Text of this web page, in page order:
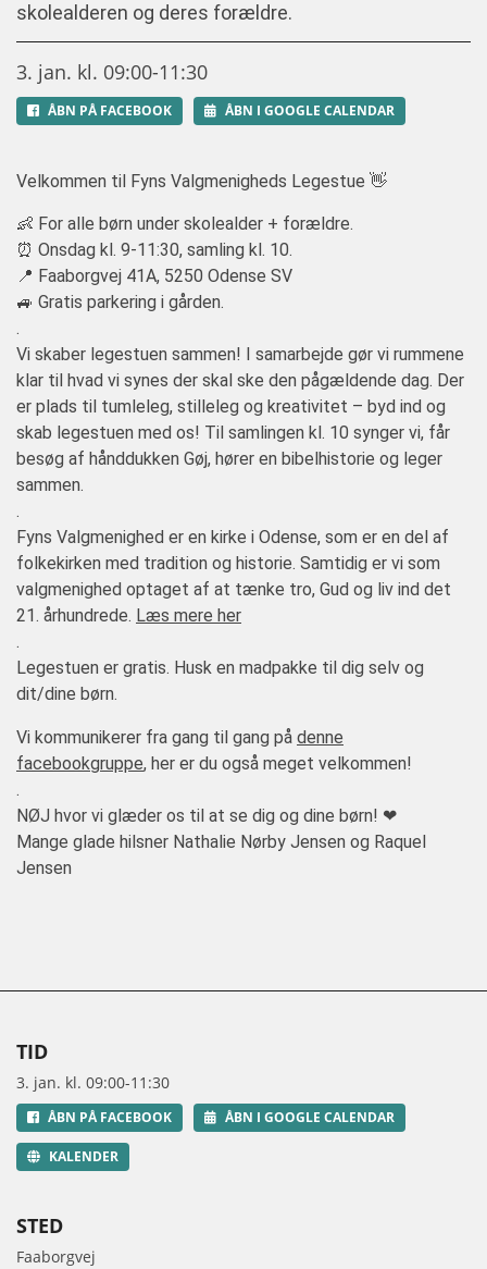
TID
3. jan. kl. 09:00-11:30
ÅBN PÅ FACEBOOK ÅBN I GOOGLE CALENDAR
KALENDER
STED
Faaborgvej
skolealderen og deres forældre.
3. jan. kl. 09:00-11:30
ÅBN PÅ FACEBOOK ÅBN I GOOGLE CALENDAR
Velkommen til Fyns Valgmenigheds Legestue 👋
👶 For alle børn under skolealder + forældre.
⏰ Onsdag kl. 9-11:30, samling kl. 10.
📍 Faaborgvej 41A, 5250 Odense SV
🚙 Gratis parkering i gården.
.
Vi skaber legestuen sammen! I samarbejde gør vi rummene
klar til hvad vi synes der skal ske den pågældende dag. Der
er plads til tumleleg, stilleleg og kreativitet – byd ind og
skab legestuen med os! Til samlingen kl. 10 synger vi, får
besøg af hånddukken Gøj, hører en bibelhistorie og leger
sammen.
.
Fyns Valgmenighed er en kirke i Odense, som er en del af
folkekirken med tradition og historie. Samtidig er vi som
valgmenighed optaget af at tænke tro, Gud og liv ind det
21. århundrede. Læs mere her
.
Legestuen er gratis. Husk en madpakke til dig selv og
dit/dine børn.
Vi kommunikerer fra gang til gang på denne
facebookgruppe, her er du også meget velkommen!
.
NØJ hvor vi glæder os til at se dig og dine børn! ❤
Mange glade hilsner Nathalie Nørby Jensen og Raquel
Jensen